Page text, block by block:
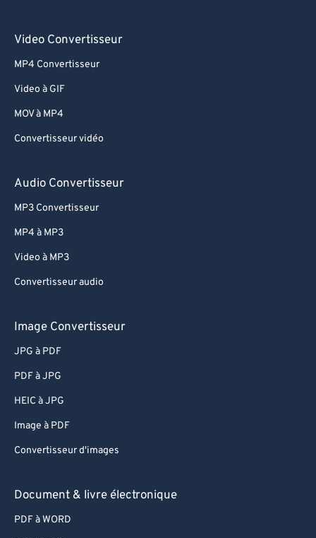
Video Convertisseur
MP4 Convertisseur
Video à GIF
MOV à MP4
Convertisseur vidéo
Audio Convertisseur
MP3 Convertisseur
MP4 à MP3
Video à MP3
Convertisseur audio
Image Convertisseur
JPG à PDF
PDF à JPG
HEIC à JPG
Image à PDF
Convertisseur d'images
Document & livre électronique
PDF à WORD